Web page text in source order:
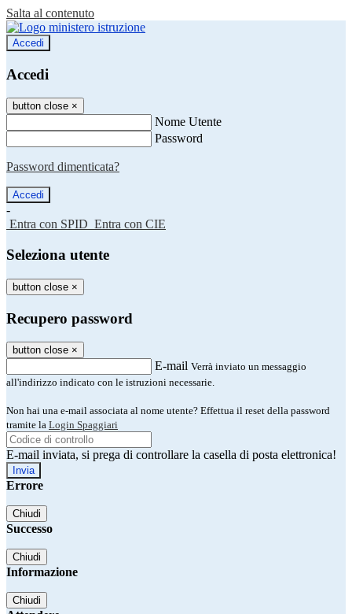
Salta al contenuto
Accedi
Accedi
button close ×
Nome Utente
Password
Password dimenticata?
-
Entra con SPID Entra con CIE
Seleziona utente
button close ×
Recupero password
button close ×
E-mail Verrà inviato un messaggio
all'indirizzo indicato con le istruzioni necessarie.
Non hai una e-mail associata al nome utente? Effettua il reset della password
tramite la Login Spaggiari
E-mail inviata, si prega di controllare la casella di posta elettronica!
Errore
Chiudi
Successo
Chiudi
Informazione
Chiudi